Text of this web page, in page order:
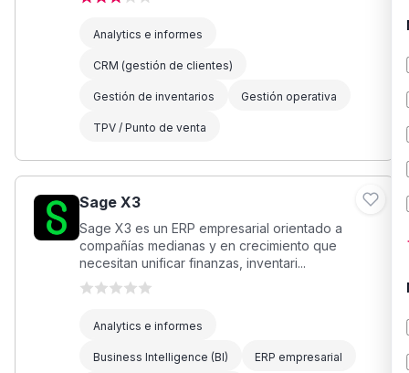
Analytics e informes
CRM (gestión de clientes)
Gestión de inventarios Gestión operativa
TPV / Punto de venta
Sage X3
Sage X3 es un ERP empresarial orientado a
compañías medianas y en crecimiento que
necesitan unificar finanzas, inventari...
Analytics e informes
Business Intelligence (BI) ERP empresarial